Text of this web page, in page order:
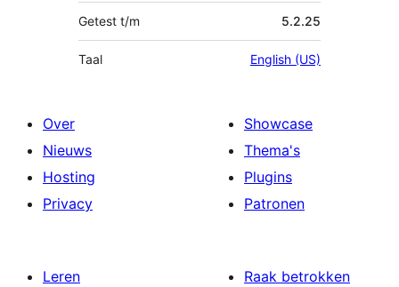
Getest t/m 5.2.25
Taal English (US)
Over
Nieuws
Hosting
Privacy
Showcase
Thema's
Plugins
Patronen
Leren
Raak betrokken